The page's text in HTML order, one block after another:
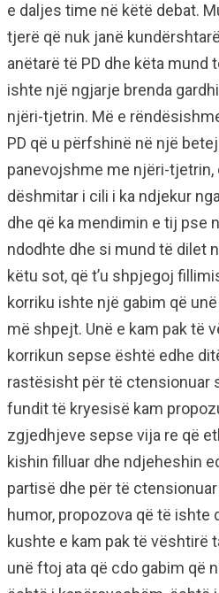
e daljes time në këtë debat.
tjerë që nuk janë
anëtarë të PD dhe këta mund
ishte një ngjarje brenda
njëri-tjetrin. Më e
PD që u përfshinë në një
panevojshme me njëri-
dëshmitar i cili i ka ndjekur
dhe që ka mendimin e tij pse
ndodhte dhe si mund të dilet
këtu sot, që t’u shpjegoj
korriku ishte një gabim që
më shpejt. Unë e kam pak të
korrikun sepse është edhe
rastësisht për të ctensionuar
fundit të kryesisë kam
zgjedhjeve sepse vija re që
kishin filluar dhe ndjeheshin
partisë dhe për të
humor, propozova që të ishte
kushte e kam pak të vështirë
unë ftoj ata që cdo gabim që